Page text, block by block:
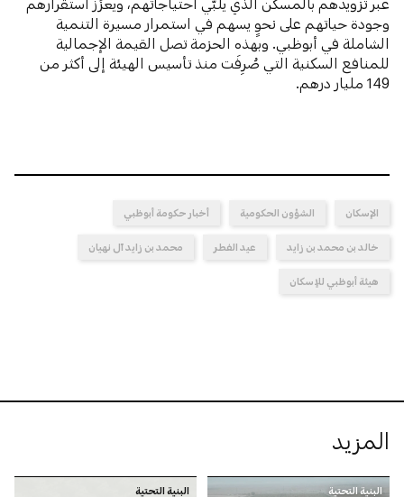
وجودة حياتهم على نحوٍ يسهم في استمرار مسيرة التنمية
الشاملة في أبوظبي. وبهذه الحزمة تصل القيمة الإجمالية
للمنافع السكنية التي صُرِفَت منذ تأسيس الهيئة إلى أكثر من
149 مليار درهم.
الإسكان الشؤون الحكومية أخبار حكومة أبوظبي
خالد بن محمد بن زايد عيد الفطر محمد بن زايد آل نهيان
هيئة أبوظبي للإسكان
المزيد
البنية التحتية البنية التحتية